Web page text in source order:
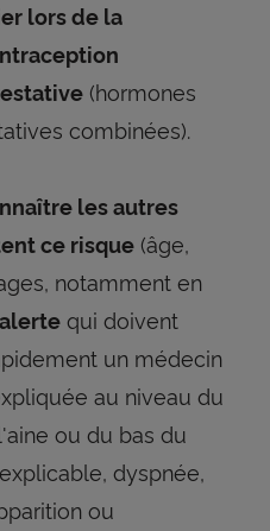
lors de la
(hormones
combinées).
les autres
ce risque(âge,
notamment en
qui doivent
un médecin
au niveau du
ou du bas du
dyspnée,
ou